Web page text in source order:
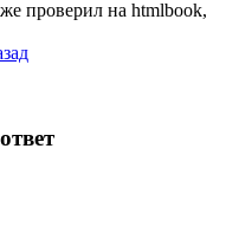
проверил на htmlbook,